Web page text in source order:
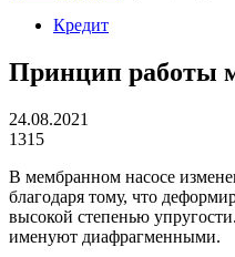
Кредит
Принцип работы
24.08.2021
1315
В мембранном насосе
благодаря тому, что
высокой степенью
именуют диафрагменными.